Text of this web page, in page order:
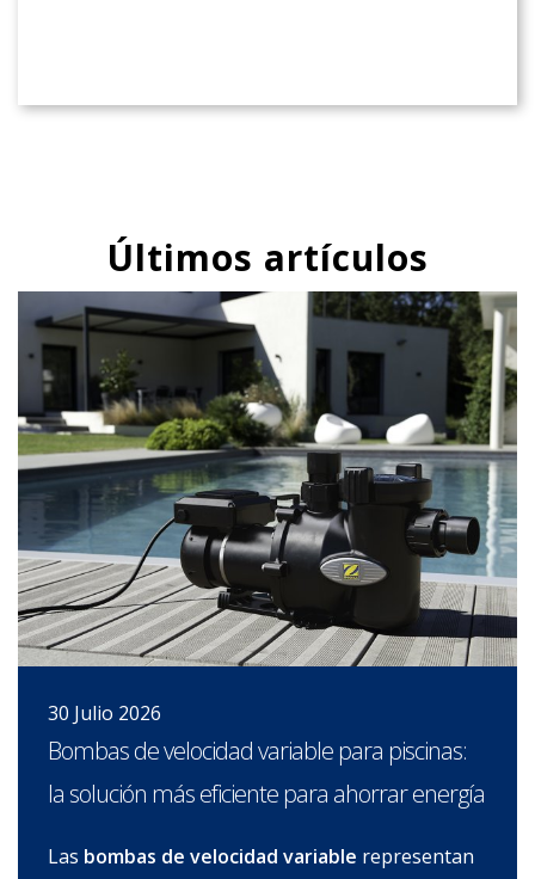
Últimos artículos
2026
de velocidad variable para piscinas:
más eficiente para ahorrar energía
de velocidad variablerepresentan